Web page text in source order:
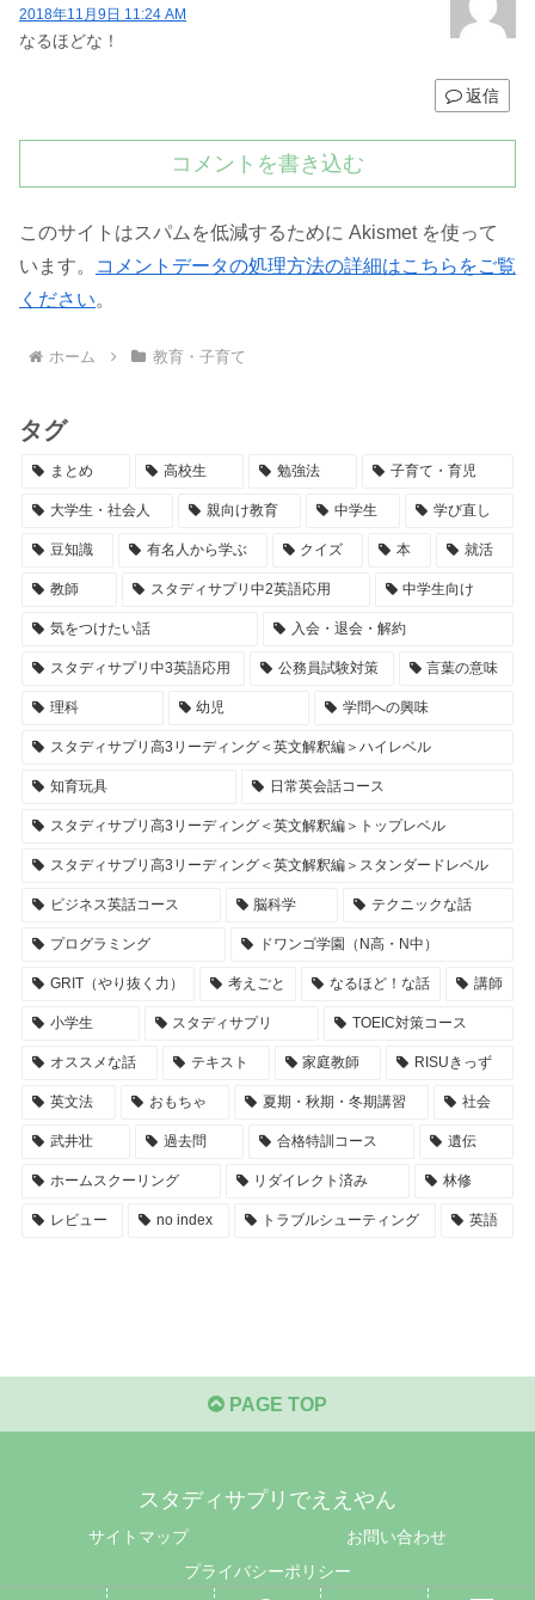
2018年11月9日 11:24 AM
なるほどな！
返信
コメントを書き込む
このサイトはスパムを低減するために Akismet を使って
います。
コメントデータの処理方法の詳細はこちらをご覧
ください。
ホーム 教育・子育て
タグ
まとめ 高校生 勉強法 子育て・育児
大学生・社会人 親向け教育 中学生 学び直し
豆知識 有名人から学ぶ クイズ 本 就活
教師 スタディサプリ中2英語応用 中学生向け
気をつけたい話 入会・退会・解約
スタディサプリ中3英語応用 公務員試験対策 言葉の意味
理科 幼児 学問への興味
スタディサプリ高3リーディング＜英文解釈編＞ハイレベル
知育玩具 日常英会話コース
スタディサプリ高3リーディング＜英文解釈編＞トップレベル
スタディサプリ高3リーディング＜英文解釈編＞スタンダードレベル
ビジネス英話コース 脳科学 テクニックな話
プログラミング ドワンゴ学園（N高・N中）
GRIT（やり抜く力） 考えごと なるほど！な話 講師
小学生 スタディサプリ TOEIC対策コース
オススメな話 テキスト 家庭教師 RISUきっず
英文法 おもちゃ 夏期・秋期・冬期講習 社会
武井壮 過去問 合格特訓コース 遺伝
ホームスクーリング リダイレクト済み 林修
レビュー no index トラブルシューティング 英語
PAGE TOP
スタディサプリでええやん
サイトマップ
お問い合わせ
プライバシーポリシー